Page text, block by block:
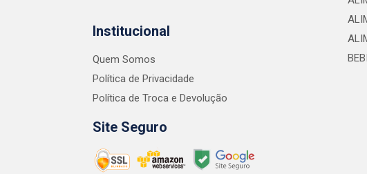
Institucional
Quem Somos
Política de Privacidade
Política de Troca e Devolução
Site Seguro